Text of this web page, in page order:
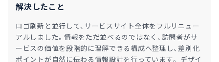
解決したこと
ロゴ刷新と並行して、サービスサイト全体をフルリニュー
アルしました。情報をただ並べるのではなく、訪問者がサ
ービスの価値を段階的に理解できる構成へ整理し、差別化
ポイントが自然に伝わる情報設計を行っています。 デザイ